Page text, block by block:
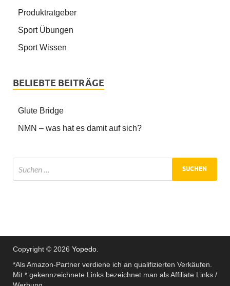
Produktratgeber
Sport Übungen
Sport Wissen
BELIEBTE BEITRÄGE
Glute Bridge
NMN – was hat es damit auf sich?
Copyright © 2026 Yopedo
*Als Amazon-Partner verdiene ich an qualifizierten Verkäufen.
Mit * gekennzeichnete Links bezeichnet man als Affiliate Links /